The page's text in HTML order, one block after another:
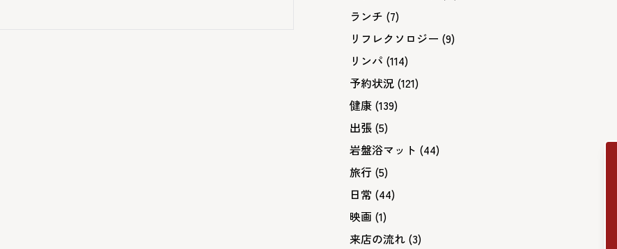
ランチ (7)
リフレクソロジー (9)
リンパ (114)
予約状況 (121)
健康 (139)
出張 (5)
岩盤浴マット (44)
旅行 (5)
日常 (44)
映画 (1)
来店の流れ (3)